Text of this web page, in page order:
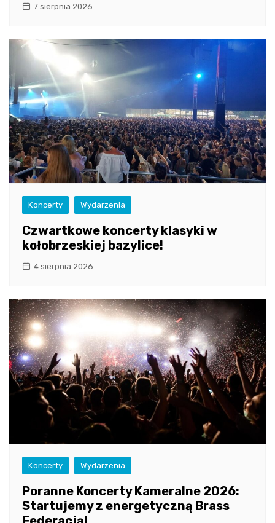
7 sierpnia 2026
Koncerty Wydarzenia
Czwartkowe koncerty klasyki w
kołobrzeskiej bazylice!
4 sierpnia 2026
Koncerty Wydarzenia
Poranne Koncerty Kameralne 2026:
Startujemy z energetyczną Brass